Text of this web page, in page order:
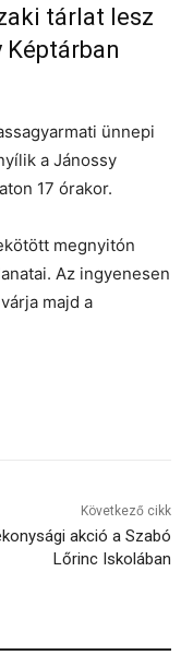
tárlat lesz
ünnepi
a Jánossy
17 órakor.
megnyitón
Az ingyenesen
majd a
Következő cikk
akció a Szabó
Lőrinc Iskolában